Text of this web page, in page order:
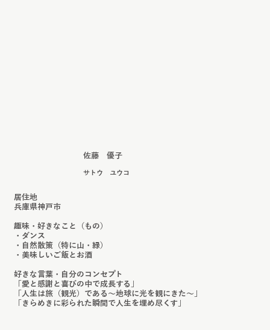
居住地
兵庫県神戸市
趣味・好きなこと（もの）
​・ダンス
・自然散策（特に山・緑）
・美味しいご飯とお酒
好きな言葉・自分のコンセプト
「愛と感謝と喜びの中で成長する」
「人生は旅（観光）である〜地球に光を観にきた〜」
「きらめきに彩られた瞬間で人生を埋め尽くす」
佐藤 優子
サトウ ユウコ